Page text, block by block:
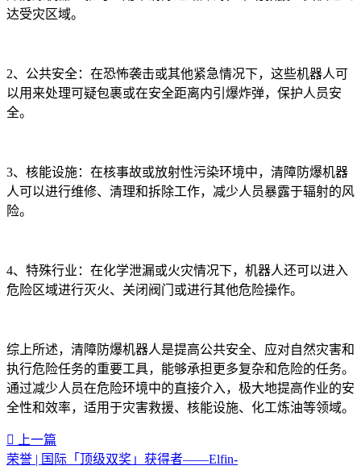
达受灾区域。
2、公共安全：在恐怖袭击或其他紧急情况下，这些机器人可
以用来处理可疑包裹或在安全距离内引爆炸弹，保护人员安
全。
3、核能设施：在核事故或放射性污染环境中，清障防爆机器
人可以进行维修、清理和拆除工作，减少人员暴露于辐射的风
险。
4、特殊行业：在化学泄漏或火灾情况下，机器人还可以进入
危险区域进行灭火、关闭阀门或进行其他危险操作。
综上所述，清障防爆机器人是提高公共安全、应对自然灾害和
执行危险任务的重要工具，能够承担更多复杂和危险的任务。
通过减少人员在危险环境中的直接介入，极大地提高作业的安
全性和效率，适用于灾害救援、核能设施、化工炼油等领域。‍
上一篇
荣誉 | 国际「顶级双奖」获得者——Elfin-